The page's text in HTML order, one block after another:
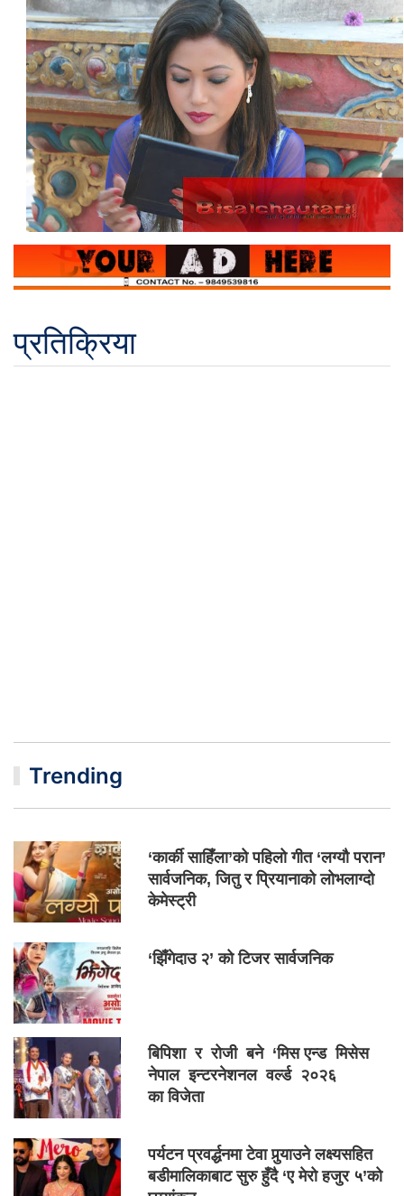
प्रतिक्रिया
Trending
‘कार्की साहिँला’को पहिलो गीत ‘लग्यौ परान’
सार्वजनिक, जितु र प्रियानाको लोभलाग्दो
केमेस्ट्री
‘झिँगेदाउ २’ को टिजर सार्वजनिक
बिपिशा र रोजी बने ‘मिस एन्ड मिसेस
नेपाल इन्टरनेशनल वर्ल्ड २०२६
का विजेता
पर्यटन प्रवर्द्धनमा टेवा पुर्‍याउने लक्ष्यसहित
बडीमालिकाबाट सुरु हुँदै ‘ए मेरो हजुर ५’को